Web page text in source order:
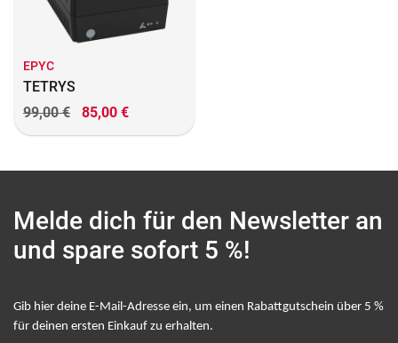
EPYC
TETRYS
Verkaufspreis
99,00 € Preis
85,00 €
Melde dich für den Newsletter an
und spare sofort 5 %!
Gib hier deine E-Mail-Adresse ein, um einen Rabattgutschein über 5 %
für deinen ersten Einkauf zu erhalten.